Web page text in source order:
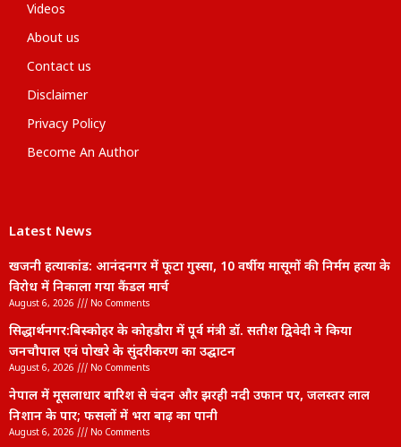
Videos
About us
Contact us
Disclaimer
Privacy Policy
Become An Author
Latest News
खजनी हत्याकांड: आनंदनगर में फूटा गुस्सा, 10 वर्षीय मासूमों की निर्मम हत्या के
विरोध में निकाला गया कैंडल मार्च
August 6, 2026 No Comments
सिद्धार्थनगर:बिस्कोहर के कोहडौरा में पूर्व मंत्री डॉ. सतीश द्विवेदी ने किया
जनचौपाल एवं पोखरे के सुंदरीकरण का उद्घाटन
August 6, 2026 No Comments
नेपाल में मूसलाधार बारिश से चंदन और झरही नदी उफान पर, जलस्तर लाल
निशान के पार; फसलों में भरा बाढ़ का पानी
August 6, 2026 No Comments